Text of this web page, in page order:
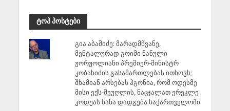
ტოპ პოსტები
გია აბაშიძე: მარადმწვანე,
მენტალურად გოიმი ნანული
ჟორჟოლიანი პრემიერ-მინისტრ
კობახიძის გასამართლებას ითხოვს;
შხამიან არსებას ჰგონია, რომ ოდესმე
მისი ექს-მეუღლის, ნაცჯალათ ერეკლე
კოდუას ხანა დადგება საქართველოში